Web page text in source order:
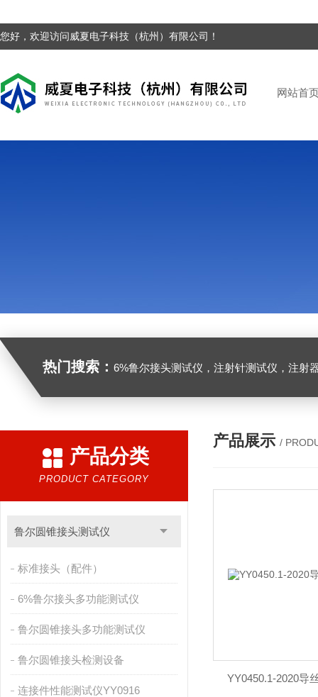
您好，欢迎访问威夏电子科技（杭州）有限公司！
网站首
热门搜索： 6%鲁尔接头测试仪，注射针测试仪，注射器测试仪，缝合针测试仪，缝合线测试仪，导管测
产品分类
PRODUCT CATEGORY
鲁尔圆锥接头测试仪
标准接头（配件）
6%鲁尔接头多功能测试仪
鲁尔圆锥接头多功能测试仪
鲁尔圆锥接头检测设备
连接件性能测试仪YY0916
产品展示 /
YY0450.1-2020导